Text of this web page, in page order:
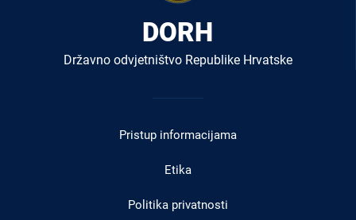
DORH
Državno odvjetništvo Republike Hrvatske
Pristup informacijama
Etika
Politika privatnosti